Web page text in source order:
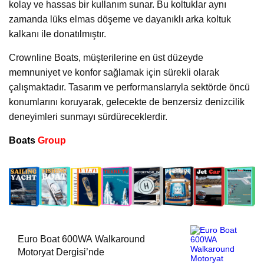
kolay ve hassas bir kullanım sunar. Bu koltuklar aynı
zamanda lüks elmas döşeme ve dayanıklı arka koltuk
kalkanı ile donatılmıştır.
Crownline Boats, müşterilerine en üst düzeyde
memnuniyet ve konfor sağlamak için sürekli olarak
çalışmaktadır. Tasarım ve performanslarıyla sektörde öncü
konumlarını koruyarak, gelecekte de benzersiz denizcilik
deneyimleri sunmayı sürdüreceklerdir.
Boats Group
Euro Boat 600WA Walkaround
Motoryat Dergisi’nde